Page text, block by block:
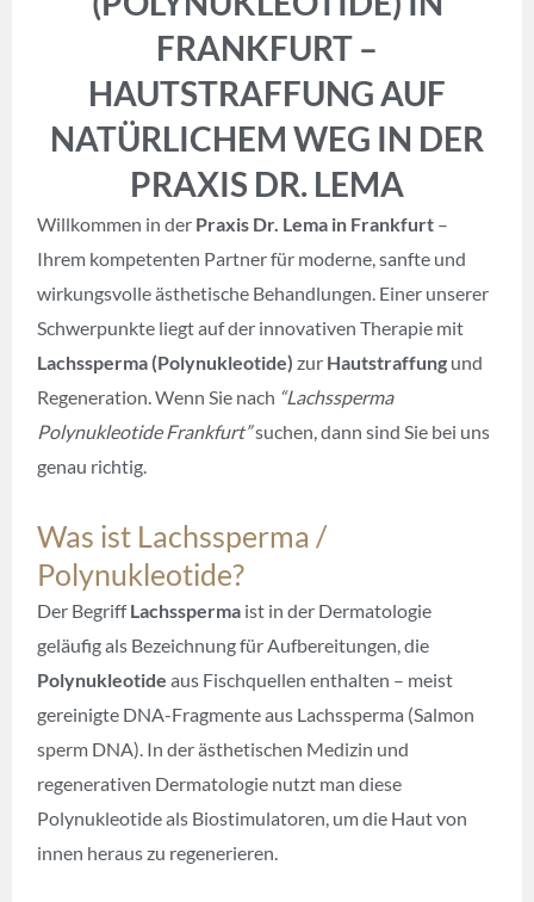
FRANKFURT –
HAUTSTRAFFUNG AUF
NATÜRLICHEM WEG IN DER
PRAXIS DR. LEMA
Willkommen in der Praxis Dr. Lema in Frankfurt –
Ihrem kompetenten Partner für moderne, sanfte und
wirkungsvolle ästhetische Behandlungen. Einer unserer
Schwerpunkte liegt auf der innovativen Therapie mit
Lachssperma (Polynukleotide) zur Hautstraffung und
Regeneration. Wenn Sie nach “Lachssperma
Polynukleotide Frankfurt”suchen, dann sind Sie bei uns
genau richtig.
Was ist Lachssperma /
Polynukleotide?
Der BegriffLachssperma ist in der Dermatologie
geläufig als Bezeichnung für Aufbereitungen, die
Polynukleotide aus Fischquellen enthalten – meist
gereinigte DNA-Fragmente aus Lachssperma (Salmon
sperm DNA). In der ästhetischen Medizin und
regenerativen Dermatologie nutzt man diese
Polynukleotide als Biostimulatoren, um die Haut von
innen heraus zu regenerieren.